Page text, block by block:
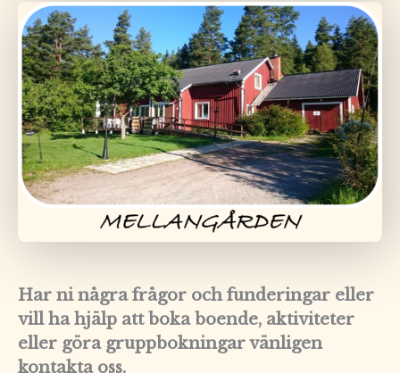
Har ni några frågor och funderingar eller
vill ha hjälp att boka boende, aktiviteter
eller göra gruppbokningar vänligen
kontakta oss.